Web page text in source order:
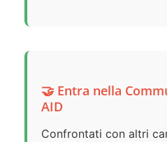
🤝 Entra nella
AID
Confrontati con altri